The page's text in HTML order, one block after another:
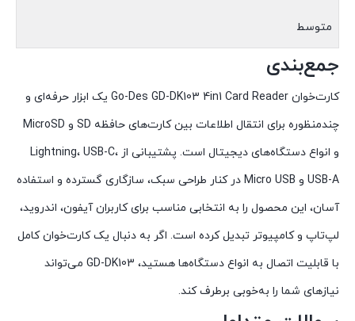
متوسط
جمع‌بندی
کارت‌خوان Go-Des GD-DK103 4in1 Card Reader یک ابزار حرفه‌ای و
چندمنظوره برای انتقال اطلاعات بین کارت‌های حافظه SD و MicroSD
و انواع دستگاه‌های دیجیتال است. پشتیبانی از Lightning، USB-C،
USB-A و Micro USB در کنار طراحی سبک، سازگاری گسترده و استفاده
آسان، این محصول را به انتخابی مناسب برای کاربران آیفون، اندروید،
لپ‌تاپ و کامپیوتر تبدیل کرده است. اگر به دنبال یک کارت‌خوان کامل
با قابلیت اتصال به انواع دستگاه‌ها هستید، GD-DK103 می‌تواند
نیازهای شما را به‌خوبی برطرف کند.